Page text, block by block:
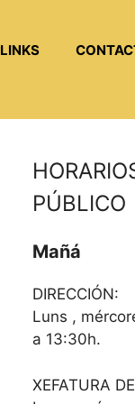
LINKS
PÚBLICO
Mañá
DIRECCIÓN:
Luns ,
a 13:30h.
XEFATURA